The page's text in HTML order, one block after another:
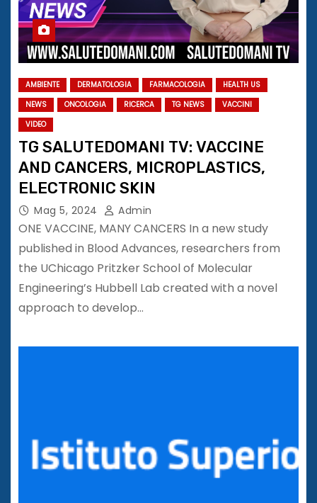
AMBIENTE DERMATOLOGIA FARMACOLOGIA
HEALTH US
NEWS
ONCOLOGIA RICERCA TG NEWS
VACCINI
VIDEO
TG SALUTEDOMANI TV: VACCINE
AND CANCERS, MICROPLASTICS,
ELECTRONIC SKIN
Mag 5, 2024 Admin
ONE VACCINE, MANY CANCERS In a new study
published in Blood Advances, researchers from
the UChicago Pritzker School of Molecular
Engineering’s Hubbell Lab created with a novel
approach to develop…